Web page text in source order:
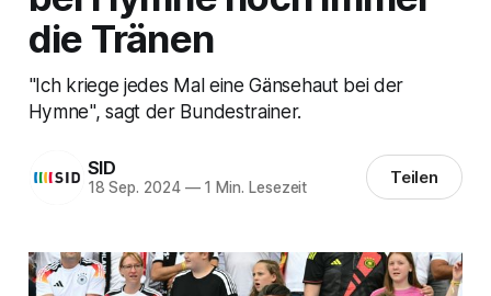
die Tränen
"Ich kriege jedes Mal eine Gänsehaut bei der
Hymne", sagt der Bundestrainer.
SID
18 Sep. 2024 —1 Min. Lesezeit Teilen